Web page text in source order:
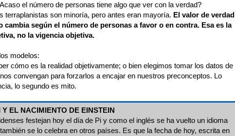
el número de personas tiene algo que ver con la verdad?
terraplanistas son minoría, pero antes eran mayoría. El valor de verdad
cambia según el número de personas a favor o en contra. Esa es la
no la vigencia objetiva.
modelos:
cómo es la realidad objetivamente; o bien elegimos tomar los datos de
convengan para forzarlos a encajar en nuestros preconceptos. Lo
lo segundo es mito.
Y EL NACIMIENTO DE EINSTEIN
festejan hoy el día de Pi y como el inglés se ha vuelto un idioma
se lo celebra en otros países. Es que la fecha de hoy, escrita en